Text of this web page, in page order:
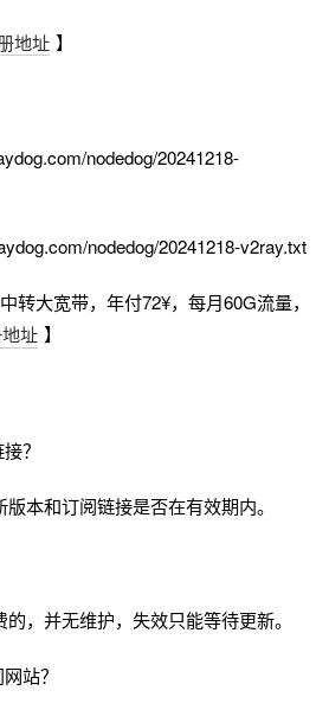
地址 】
nodedog/20241218-
nodedog/20241218-v2ray.txt
转大宽带，年付72¥，每月60G流量，
址 】
？
本和订阅链接是否在有效期内。
，并无维护，失效只能等待更新。
站？